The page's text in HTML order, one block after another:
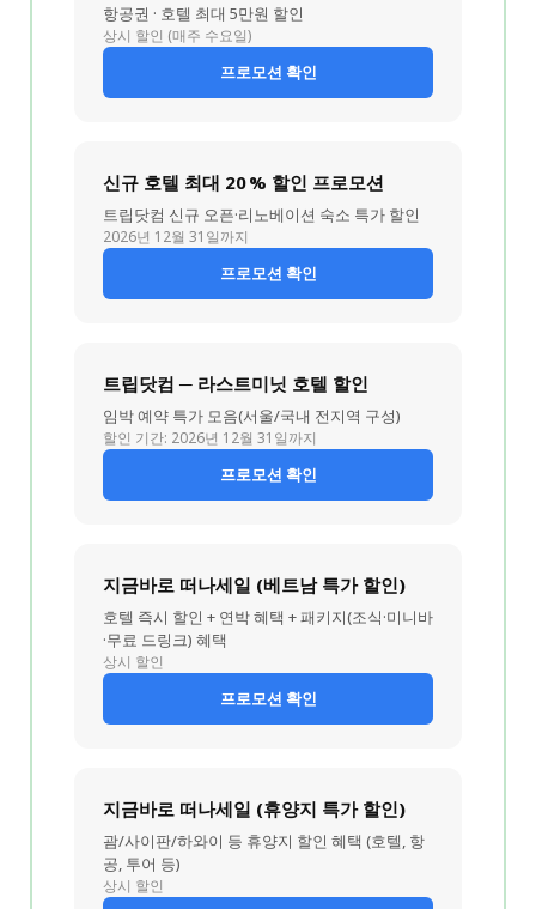
항공권 · 호텔 최대 5만원 할인
상시 할인 (매주 수요일)
프로모션 확인
신규 호텔 최대 20 % 할인 프로모션
트립닷컴 신규 오픈·리노베이션 숙소 특가 할인
2026년 12월 31일까지
프로모션 확인
트립닷컴 ─ 라스트미닛 호텔 할인
임박 예약 특가 모음(서울/국내 전지역 구성)
할인 기간: 2026년 12월 31일까지
프로모션 확인
지금바로 떠나세일 (베트남 특가 할인)
호텔 즉시 할인 + 연박 혜택 + 패키지(조식·미니바
·무료 드링크) 혜택
상시 할인
프로모션 확인
지금바로 떠나세일 (휴양지 특가 할인)
괌/사이판/하와이 등 휴양지 할인 혜택 (호텔, 항
공, 투어 등)
상시 할인